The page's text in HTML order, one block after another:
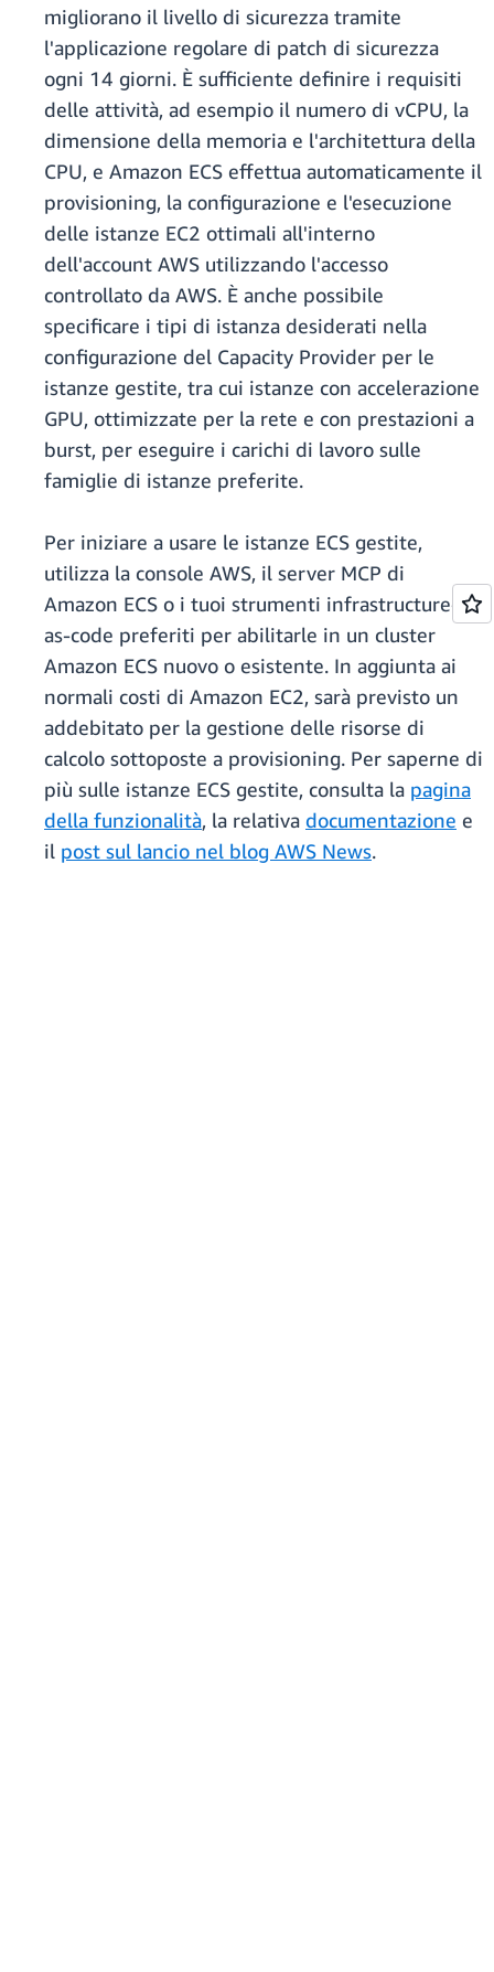
migliorano il livello di sicurezza tramite
l'applicazione regolare di patch di sicurezza
ogni 14 giorni. È sufficiente definire i requisiti
delle attività, ad esempio il numero di vCPU, la
dimensione della memoria e l'architettura della
CPU, e Amazon ECS effettua automaticamente il
provisioning, la configurazione e l'esecuzione
delle istanze EC2 ottimali all'interno
dell'account AWS utilizzando l'accesso
controllato da AWS. È anche possibile
specificare i tipi di istanza desiderati nella
configurazione del Capacity Provider per le
istanze gestite, tra cui istanze con accelerazione
GPU, ottimizzate per la rete e con prestazioni a
burst, per eseguire i carichi di lavoro sulle
famiglie di istanze preferite.
Per iniziare a usare le istanze ECS gestite,
utilizza la console AWS, il server MCP di
Amazon ECS o i tuoi strumenti infrastructure-
as-code preferiti per abilitarle in un cluster
Amazon ECS nuovo o esistente. In aggiunta ai
normali costi di Amazon EC2, sarà previsto un
addebitato per la gestione delle risorse di
calcolo sottoposte a provisioning. Per saperne di
più sulle istanze ECS gestite, consulta la pagina
della funzionalità, la relativa documentazione e
il post sul lancio nel blog AWS News.